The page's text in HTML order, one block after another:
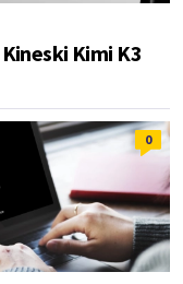
Kimi K3
0